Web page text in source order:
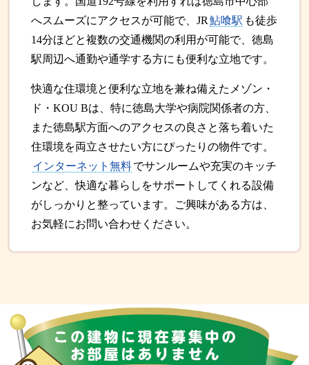
へスムーズにアクセスが可能で、JR 鮎喰駅 も徒歩
14分ほどと複数の交通機関の利用が可能で、徳島
駅周辺へ通勤や通学する方にも便利な立地です。
快適な住環境と便利な立地を兼ね備えたメゾン・
ド・KOU Bは、特に徳島大学や病院関係者の方、
また徳島駅方面へのアクセスの良さと落ち着いた
住環境を両立させたい方にぴったりの物件です。
インターネット無料でサンルームや充実のキッチ
ンなど、快適な暮らしをサポートしてくれる設備
がしっかりと整っています。ご興味がある方は、
お気軽にお問い合わせください。